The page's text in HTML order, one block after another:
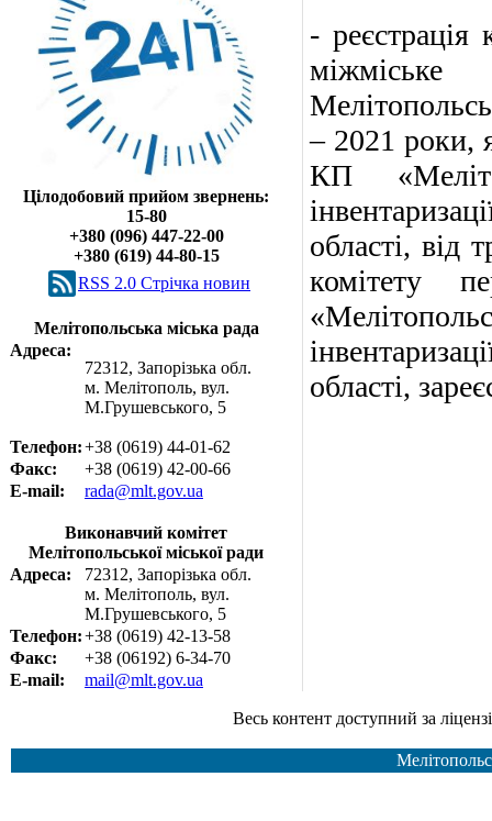
Цілодобовий прийом звернень:
15-80
+380 (096) 447-22-00
+380 (619) 44-80-15
RSS 2.0 Cтрічка новин
Мелітопольська міська рада
Адреса:
72312, Запорізька обл.
м. Мелітополь, вул.
М.Грушевського, 5
Телефон:+38 (0619) 44-01-62
Факс:
+38 (0619) 42-00-66
E-mail:
rada@mlt.gov.ua
Виконавчий комітет
Мелітопольської міської ради
Адреса:
72312, Запорізька обл.
м. Мелітополь, вул.
М.Грушевського, 5
Телефон:+38 (0619) 42-13-58
Факс:
+38 (06192) 6-34-70
E-mail:
mail@mlt.gov.ua
- реєстрація
– 2021 роки,
КП
області, від
комітету
області,
Весь контент доступний за ліцензією Creative